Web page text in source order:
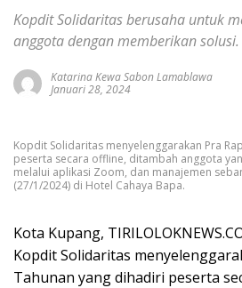
Kopdit Solidaritas berusaha untuk
anggota dengan memberikan solusi.
Katarina Kewa Sabon Lamablawa
Januari 28, 2024
Kopdit Solidaritas menyelenggarakan Pra
peserta secara offline, ditambah anggota
melalui aplikasi Zoom, dan manajemen
(27/1/2024) di Hotel Cahaya Bapa.
Kota Kupang,
Kopdit Solidaritas
Tahunan yang dihadiri peserta